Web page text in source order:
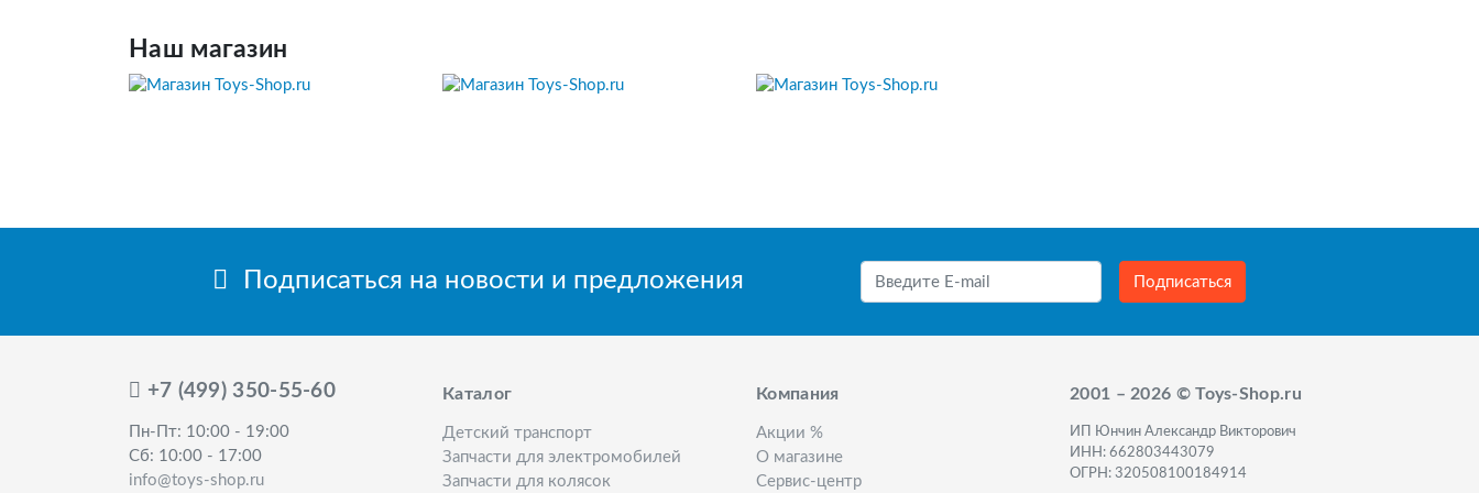
Наш магазин
Подписаться на новости и предложения Подписаться
+7 (499) 350-55-60
Пн-Пт: 10:00 - 19:00
Сб: 10:00 - 17:00
info@toys-shop.ru
Каталог
Детский транспорт
Запчасти для электромобилей
Запчасти для колясок
Компания
Акции %
О магазине
Сервис-центр
2001 – 2026 © Toys-Shop.ru
ИП Юнчин Александр Викторович
ИНН: 662803443079
ОГРН: 320508100184914